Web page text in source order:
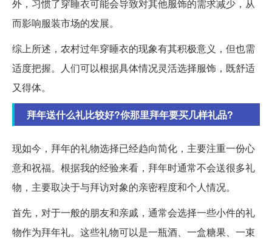
外，习惯了穿睡衣可能会导致对其他服饰的需求减少，从
而影响服装市场的发展。
综上所述，农村过年穿睡衣的现象有其积极意义，但也需
适度把握。人们可以根据具体情况灵活选择服饰，既舒适
又得体。
拜年送什么礼比较好?你那里拜年要买几样礼品?
现如今，拜年的礼物选择已经趋向简化，主要注重一份心
意和祝福。根据我的经验来看，拜年时通常不会送很多礼
物，主要取决于与拜访对象的亲密程度和个人情况。
首先，对于一般的朋友和亲戚，通常会选择一些小件的礼
物作为拜年礼。这些礼物可以是一瓶酒、一盒糖果、一束